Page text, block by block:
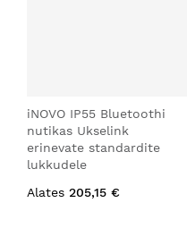
iNOVO IP55 Bluetoothi
nutikas Ukselink
erinevate standardite
lukkudele
Alates 205,15 €